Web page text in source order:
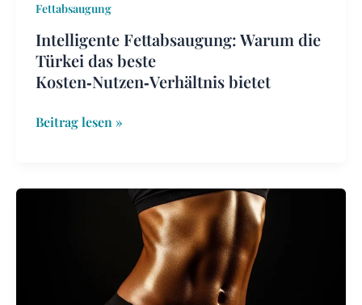
Fettabsaugung
Intelligente Fettabsaugung: Warum die
Türkei das beste
Kosten‑Nutzen‑Verhältnis bietet
Beitrag lesen »
Preiswettbewerb: